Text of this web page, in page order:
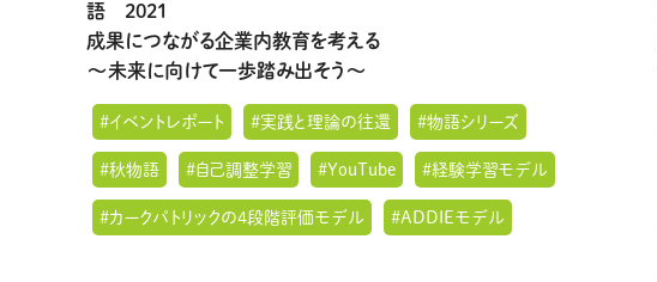
語 2021
成果につながる企業内教育を考える
〜未来に向けて一歩踏み出そう〜
#イベントレポート #実践と理論の往還 #物語シリーズ
#秋物語 #自己調整学習 #YouTube #経験学習モデル
#カークパトリックの4段階評価モデル #ADDIEモデル